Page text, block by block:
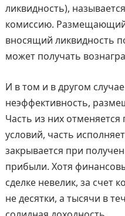
ликвидность),
комиссию.
вносящий ликвидность
может получать
И в том и в другом
неэффективность,
Часть из них
условий, часть
закрывается при
прибыли. Хотя
сделке невелик, за счет
не десятки, а тысячи в